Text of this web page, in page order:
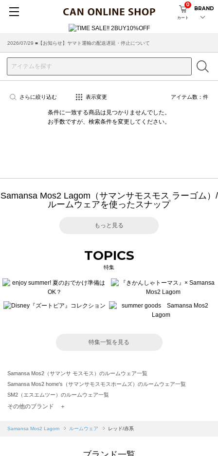
カート
0
BRAND
2026/07/29 ■【お知らせ】ヤマト運輸の配送遅延・停止について
2026/03/18 ■店舗受け取りサービスのご案内
さらに絞り込む 表示変更 アイテム数： 件
条件に一致する商品は見つかりませんでした。
お手数ですが、検索条件を変更してください。
Samansa Mos2 Lagom（サマンサモスモス ラーゴム）/
ルームウェアを使ったスナップ
もっと見る
TOPICS
特集
特集一覧を見る
Samansa Mos2（サマンサ モスモス）のルームウェア一覧
Samansa Mos2 home's（サマンサモスモスホームズ）のルームウェア一覧
SM2（エスエムツー）のルームウェア一覧
TSUHARU by Samansa Mos2（ツハルバイサマンサモスモス）のルームウェア一覧
Samansa Mos2 blue（サマンサモスモス ブルー）のルームウェア一覧
その他のブランド ＋
Samansa Mos2 Lagom ルームウェア レッド/赤系